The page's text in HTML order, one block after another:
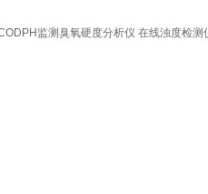
监测臭氧硬度分析仪 在线浊度检